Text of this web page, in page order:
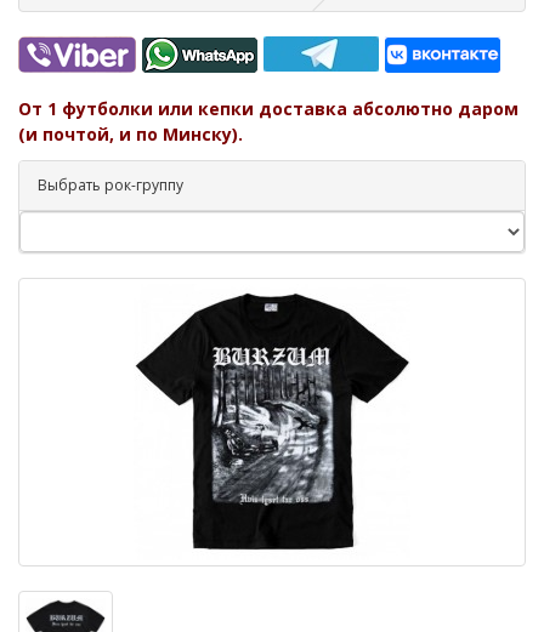
От 1 футболки или кепки доставка абсолютно даром
(и почтой, и по Минску).
Выбрать рок-группу